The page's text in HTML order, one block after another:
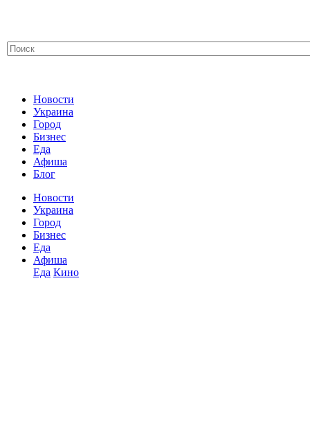
Новости
Украина
Город
Бизнес
Еда
Афиша
Блог
Новости
Украина
Город
Бизнес
Еда
Афиша
Еда Кино